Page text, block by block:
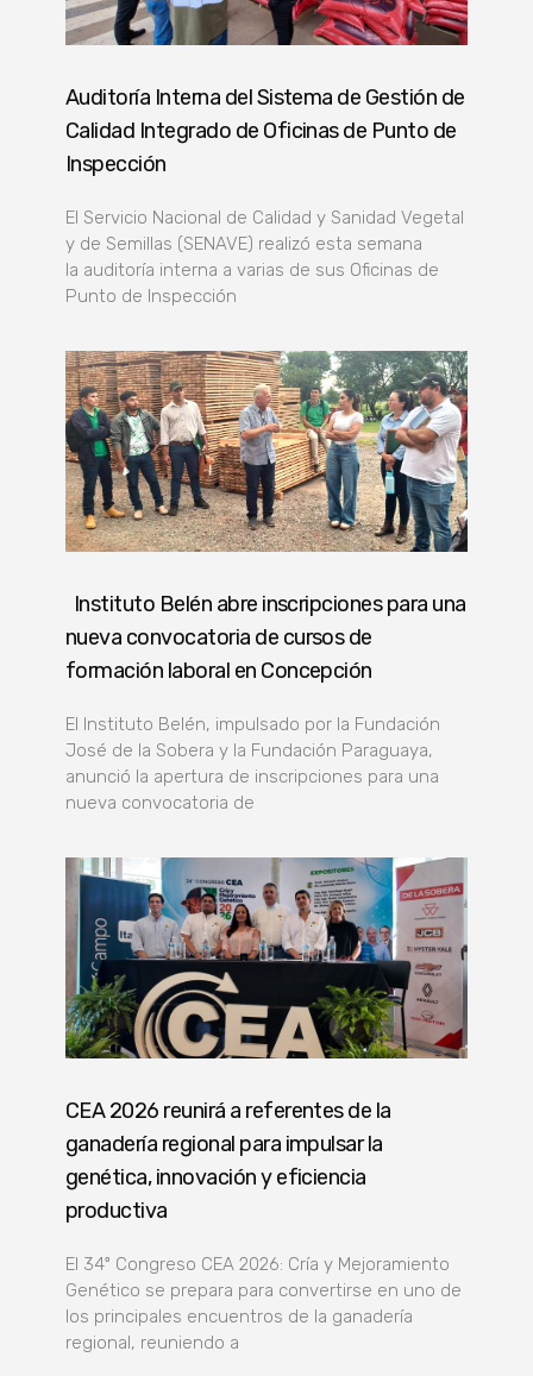
Auditoría Interna del Sistema de Gestión de
Calidad Integrado de Oficinas de Punto de
Inspección
El Servicio Nacional de Calidad y Sanidad Vegetal
y de Semillas (SENAVE) realizó esta semana
la auditoría interna a varias de sus Oficinas de
Punto de Inspección
Instituto Belén abre inscripciones para una
nueva convocatoria de cursos de
formación laboral en Concepción
El Instituto Belén, impulsado por la Fundación
José de la Sobera y la Fundación Paraguaya,
anunció la apertura de inscripciones para una
nueva convocatoria de
CEA 2026 reunirá a referentes de la
ganadería regional para impulsar la
genética, innovación y eficiencia
productiva
El 34º Congreso CEA 2026: Cría y Mejoramiento
Genético se prepara para convertirse en uno de
los principales encuentros de la ganadería
regional, reuniendo a